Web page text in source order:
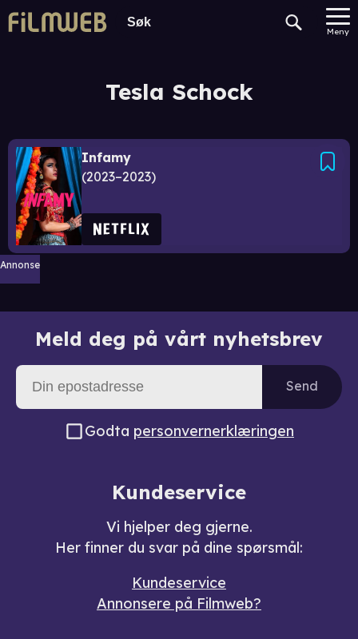
Meny
Tesla Schock
Infamy
2023–2023
Annonse
Meld deg på vårt nyhetsbrev
Send
Godta personvernerklæringen
Kundeservice
Vi hjelper deg gjerne.
Her finner du svar på dine spørsmål:
Kundeservice
Annonsere på Filmweb?